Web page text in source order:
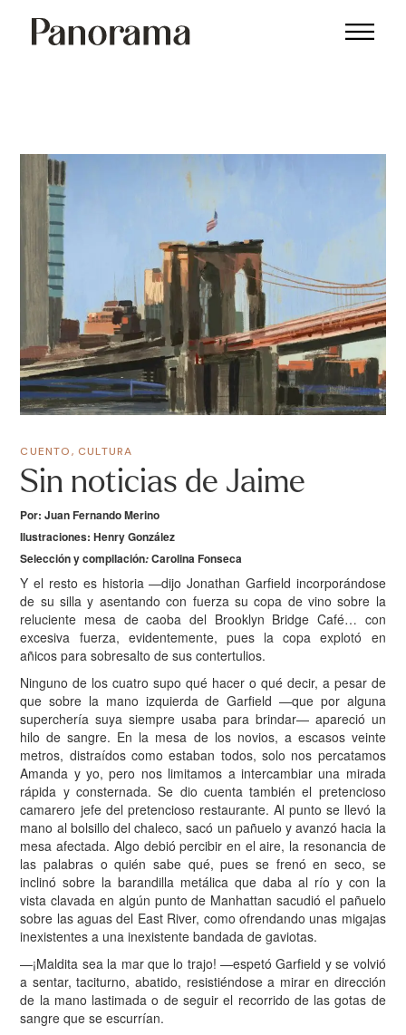
CUENTO,CULTURA
Sin noticias de Jaime
Por: Juan Fernando Merino
Ilustraciones: Henry González
Selección y compilación:Carolina Fonseca
Yel resto es historia —dijo Jonathan Garfield incorporándose
de su silla y asentando con fuerza su copa de vino sobre la
reluciente mesa de caoba del Brooklyn Bridge Café… con
excesiva fuerza, evidentemente, pues la copa explotó en
añicos para sobresalto de sus contertulios.
Ninguno de los cuatro supo qué hacer o qué decir, a pesar de
que sobre la mano izquierda de Garfield —que por alguna
superchería suya siempre usaba para brindar— apareció un
hilo de sangre. En la mesa de los novios, a escasos veinte
metros, distraídos como estaban todos, solo nos percatamos
Amanda y yo, pero nos limitamos a intercambiar una mirada
rápida y consternada. Se dio cuenta también el pretencioso
camarero jefe del pretencioso restaurante. Al punto se llevó la
mano al bolsillo del chaleco, sacó un pañuelo y avanzó hacia la
mesa afectada. Algo debió percibir en el aire, la resonancia de
las palabras o quién sabe qué, pues se frenó en seco, se
inclinó sobre la barandilla metálica que daba al río y con la
vista clavada en algún punto de Manhattan sacudió el pañuelo
sobre las aguas del East River, como ofrendando unas migajas
inexistentes a una inexistente bandada de gaviotas.
—¡Maldita sea la mar que lo trajo! —espetó Garfield y se volvió
a sentar, taciturno, abatido, resistiéndose a mirar en dirección
de la mano lastimada o de seguir el recorrido de las gotas de
sangre que se escurrían.